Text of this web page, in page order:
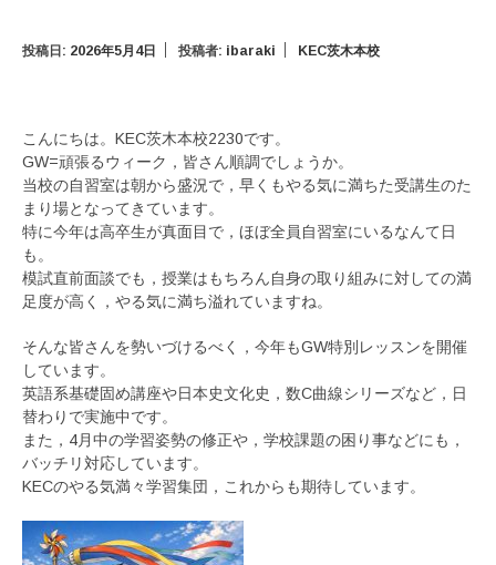
投稿日: 2026年5月4日 投稿者: ibaraki KEC茨木本校
こんにちは。KEC茨木本校2230です。
GW=頑張るウィーク，皆さん順調でしょうか。
当校の自習室は朝から盛況で，早くもやる気に満ちた受講生のた
まり場となってきています。
特に今年は高卒生が真面目で，ほぼ全員自習室にいるなんて日
も。
模試直前面談でも，授業はもちろん自身の取り組みに対しての満
足度が高く，やる気に満ち溢れていますね。
そんな皆さんを勢いづけるべく，今年もGW特別レッスンを開催
しています。
英語系基礎固め講座や日本史文化史，数C曲線シリーズなど，日
替わりで実施中です。
また，4月中の学習姿勢の修正や，学校課題の困り事などにも，
バッチリ対応しています。
KECのやる気満々学習集団，これからも期待しています。